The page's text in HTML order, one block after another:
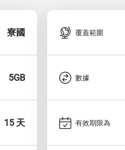
寮國
5GB
15 天
覆蓋範圍
數據
有效期限為